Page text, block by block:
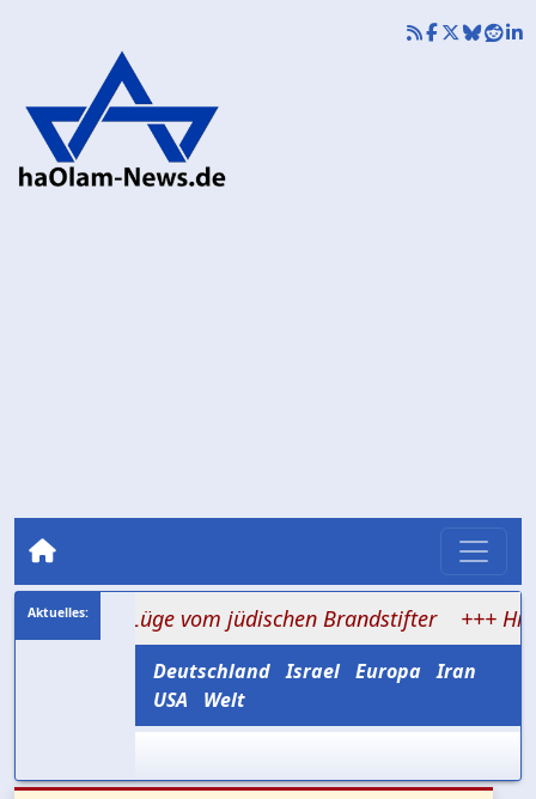
Lüge vom jüdischen Brandstifter +++ Hisbollah
Deutschland Israel Europa Iran
USA
Welt